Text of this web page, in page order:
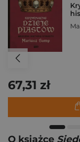
67,31 zł
O książce